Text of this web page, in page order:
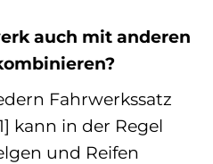
auch mit anderen
Fahrwerkssatz
kann in der Regel
und Reifen